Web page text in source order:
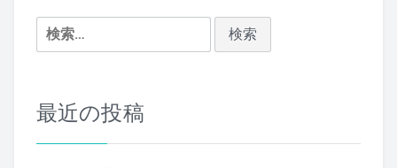
シ
ン
検
索:
最近の投稿